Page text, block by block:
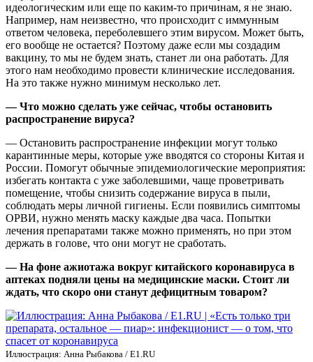
идеологическим или еще по каким-то причинам, я не знаю.
Например, нам неизвестно, что происходит с иммунным
ответом человека, переболевшего этим вирусом. Может быть,
его вообще не остается? Поэтому даже если мы создадим
вакцину, то мы не будем знать, станет ли она работать. Для
этого нам необходимо провести клинические исследования.
На это также нужно минимум несколько лет.
— Что можно сделать уже сейчас, чтобы остановить
распространение вируса?
— Остановить распространение инфекции могут только
карантинные меры, которые уже вводятся со стороны Китая и
России. Помогут обычные эпидемиологические мероприятия:
избегать контакта с уже заболевшими, чаще проветривать
помещение, чтобы снизить содержание вируса в пыли,
соблюдать меры личной гигиены. Если появились симптомы
ОРВИ, нужно менять маску каждые два часа. Попытки
лечения препаратами также можно применять, но при этом
держать в голове, что они могут не сработать.
— На фоне ажиотажа вокруг китайского коронавируса в
аптеках подняли цены на медицинские маски. Стоит ли
ждать, что скоро они станут дефицитным товаром?
Иллюстрация: Анна Рыбакова / Е1.RU